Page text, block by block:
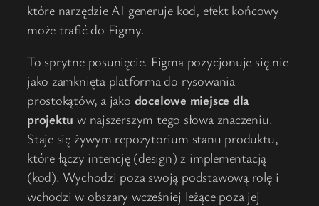
które narzędzie AI generuje kod, efekt końcowy
może trafić do Figmy.
To sprytne posunięcie. Figma pozycjonuje się nie
jako zamknięta platforma do rysowania
prostokątów, a jako docelowe miejsce dla
projektu w najszerszym tego słowa znaczeniu.
Staje się żywym repozytorium stanu produktu,
które łączy intencję (design) z implementacją
(kod). Wychodzi poza swoją podstawową rolę i
wchodzi w obszary wcześniej leżące poza jej